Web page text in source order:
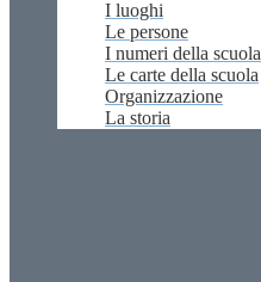
I luoghi
Le persone
I numeri della scuola
Le carte della scuola
Organizzazione
La storia